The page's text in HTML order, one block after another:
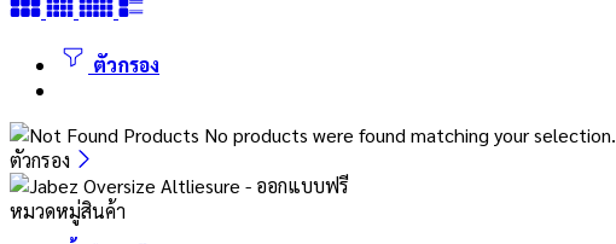
ตัวกรอง
No products were found matching your selection.
ตัวกรอง
หมวดหมู่สินค้า